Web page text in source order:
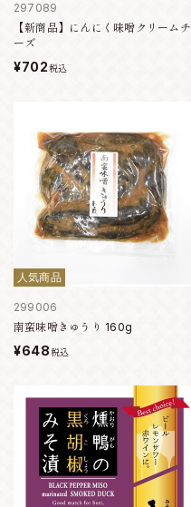
297089
【新商品】にんにく味噌クリームチ
ーズ
¥702税込
人気商品
299006
南蛮味噌きゅうり 160g
¥648税込